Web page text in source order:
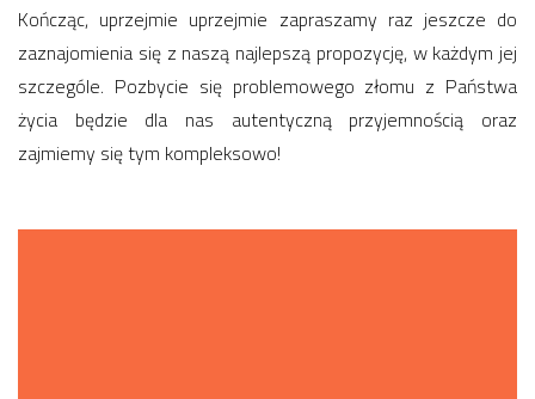
Kończąc, uprzejmie uprzejmie zapraszamy raz jeszcze do
zaznajomienia się z naszą najlepszą propozycję, w każdym jej
szczególe. Pozbycie się problemowego złomu z Państwa
życia będzie dla nas autentyczną przyjemnością oraz
zajmiemy się tym kompleksowo!